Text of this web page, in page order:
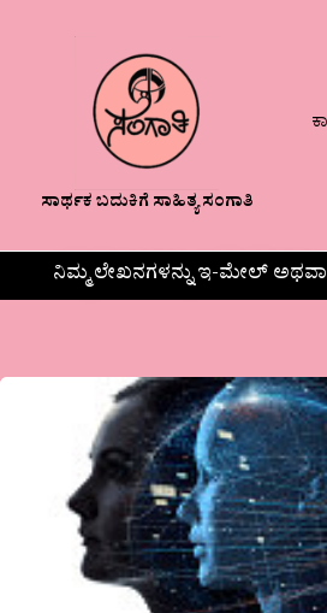
ಸಾರ್ಥಕ ಬದುಕಿಗೆ ಸಾಹಿತ್ಯ ಸಂಗಾತಿ
ನಿಮ್ಮ ಲೇಖನಗಳನ್ನು ಇ-ಮೇಲ್